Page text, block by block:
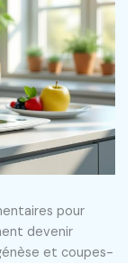
pour
devenir
et coupes-